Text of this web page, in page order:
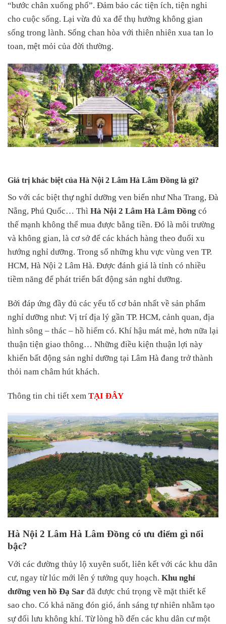
“bước chân xuống phố”. Đảm bảo các tiện ích, tiện nghi
cho cuộc sống. Lại vừa đủ xa để thụ hưởng không gian
sống trong lành. Sống chan hòa với thiên nhiên xua tan lo
toan, mệt mỏi của đời thường.
Giá trị khác biệt của Hà Nội 2 Lâm Hà Lâm Đồng là gì?
So với các biệt thự nghỉ dưỡng ven biển như Nha Trang, Đà
Nẵng, Phú Quốc… Thì Hà Nội 2 Lâm Hà Lâm Đồng có
thế mạnh không thể mua được bằng tiền. Đó là môi trường
và không gian, là cơ sở để các khách hàng theo đuổi xu
hướng nghỉ dưỡng. Trong số những khu vực vùng ven TP.
HCM, Hà Nội 2 Lâm Hà. Được đánh giá là tỉnh có nhiều
tiềm năng để phát triển bất động sản nghỉ dưỡng.
Bởi đáp ứng đầy đủ các yếu tố cơ bản nhất về sản phẩm
nghỉ dưỡng như: Vị trí địa lý gần TP. HCM, cảnh quan, địa
hình sông – thác – hồ hiếm có. Khí hậu mát mẻ, hơn nữa lại
thuận tiện giao thông… Những điều kiện thuận lợi này
khiến bất động sản nghỉ dưỡng tại Lâm Hà đang trở thành
thỏi nam châm hút khách.
Thông tin chi tiết xem TẠI ĐÂY
Hà Nội 2 Lâm Hà Lâm Đồng có ưu điểm gì nổi
bậc?
Với các đường thủy lộ xuyên suốt, liên kết với các khu dân
cư, ngay từ lúc mới lên ý tưởng quy hoạch. Khu nghỉ
dưỡng ven hồ Đạ Sar đã được chú trọng về mặt thiết kế
sao cho. Có khả năng đón gió, ánh sáng tự nhiên nhằm tạo
sự đối lưu không khí. Từ lòng hồ đến các khu dân cư một